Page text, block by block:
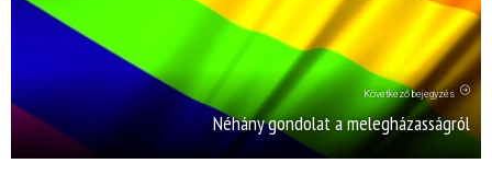
Következő bejegyzés
Néhány gondolat a melegházasságról